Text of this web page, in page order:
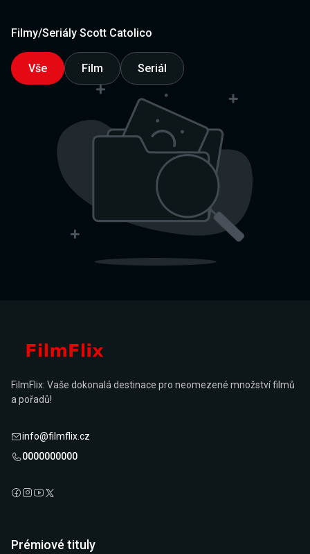
Filmy/Seriály Scott Catolico
Vše Film Seriál
FilmFlix: Vaše dokonalá destinace pro neomezené množství filmů
a pořadů!
info@filmflix.cz
0000000000
Prémiové tituly